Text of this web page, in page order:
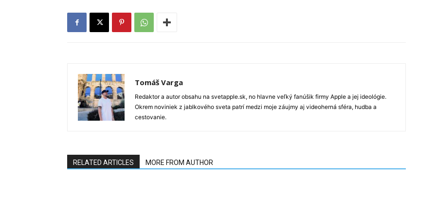
Tomáš Varga
Redaktor a autor obsahu na svetapple.sk, no hlavne veľký fanúšik firmy Apple a jej ideológie.
Okrem noviniek z jablkového sveta patrí medzi moje záujmy aj videoherná sféra, hudba a
cestovanie.
RELATED ARTICLES MORE FROM AUTHOR